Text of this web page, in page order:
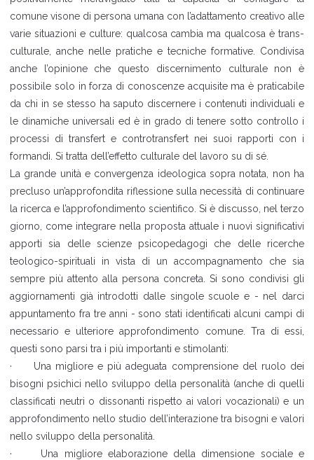
comune visone di persona umana con l’adattamento creativo alle
varie situazioni e culture: qualcosa cambia ma qualcosa è trans-
culturale, anche nelle pratiche e tecniche formative. Condivisa
anche l’opinione che questo discernimento culturale non è
possibile solo in forza di conoscenze acquisite ma è praticabile
da chi in se stesso ha saputo discernere i contenuti individuali e
le dinamiche universali ed è in grado di tenere sotto controllo i
processi di transfert e controtransfert nei suoi rapporti con i
formandi. Si tratta dell’effetto culturale del lavoro su di sé.
La grande unità e convergenza ideologica sopra notata, non ha
precluso un’approfondita riflessione sulla necessità di continuare
la ricerca e l’approfondimento scientifico. Si è discusso, nel terzo
giorno, come integrare nella proposta attuale i nuovi significativi
apporti sia delle scienze psicopedagogi che delle ricerche
teologico-spirituali in vista di un accompagnamento che sia
sempre più attento alla persona concreta. Si sono condivisi gli
aggiornamenti già introdotti dalle singole scuole e - nel darci
appuntamento fra tre anni - sono stati identificati alcuni campi di
necessario e ulteriore approfondimento comune. Tra di essi,
questi sono parsi tra i più importanti e stimolanti:
· Una migliore e più adeguata comprensione del ruolo dei
bisogni psichici nello sviluppo della personalità (anche di quelli
classificati neutri o dissonanti rispetto ai valori vocazionali) e un
approfondimento nello studio dell’interazione tra bisogni e valori
nello sviluppo della personalità.
· Una migliore elaborazione della dimensione sociale e